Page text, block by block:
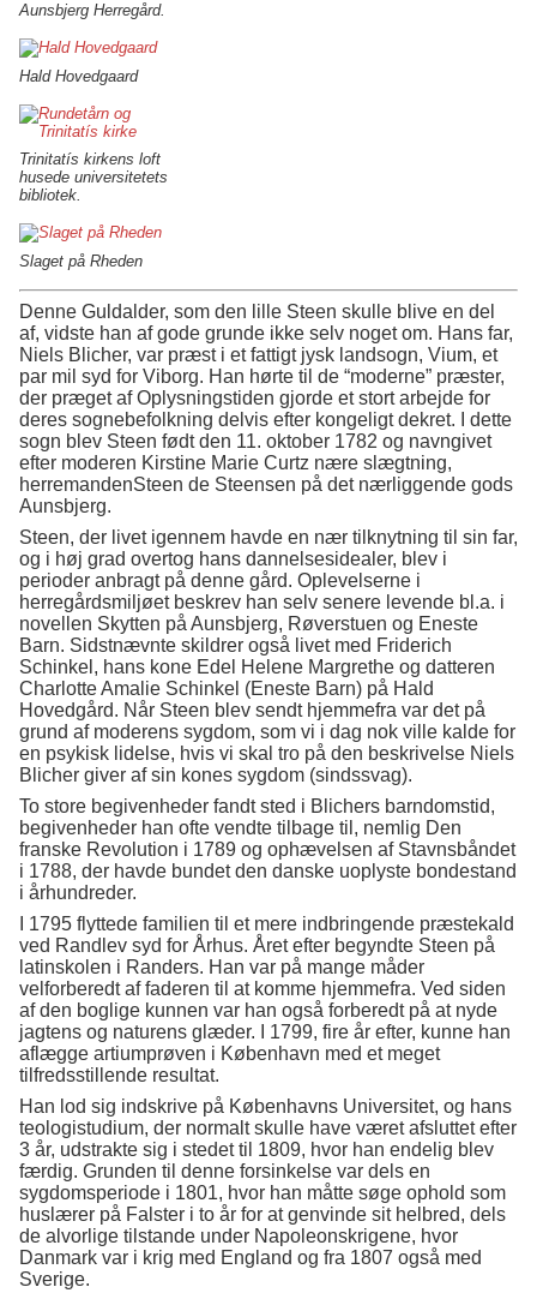
Aunsbjerg Herregård.
Hald Hovedgaard
Trinitatís kirkens loft
husede universitetets
bibliotek.
Slaget på Rheden
Denne Guldalder, som den lille Steen skulle blive en del
af, vidste han af gode grunde ikke selv noget om. Hans far,
Niels Blicher, var præst i et fattigt jysk landsogn, Vium, et
par mil syd for Viborg. Han hørte til de “moderne” præster,
der præget af Oplysningstiden gjorde et stort arbejde for
deres sognebefolkning delvis efter kongeligt dekret. I dette
sogn blev Steen født den 11. oktober 1782 og navngivet
efter moderen Kirstine Marie Curtz nære slægtning,
herremandenSteen de Steensen på det nærliggende gods
Aunsbjerg.
Steen, der livet igennem havde en nær tilknytning til sin far,
og i høj grad overtog hans dannelsesidealer, blev i
perioder anbragt på denne gård. Oplevelserne i
herregårdsmiljøet beskrev han selv senere levende bl.a. i
novellen Skytten på Aunsbjerg, Røverstuen og Eneste
Barn. Sidstnævnte skildrer også livet med Friderich
Schinkel, hans kone Edel Helene Margrethe og datteren
Charlotte Amalie Schinkel (Eneste Barn) på Hald
Hovedgård. Når Steen blev sendt hjemmefra var det på
grund af moderens sygdom, som vi i dag nok ville kalde for
en psykisk lidelse, hvis vi skal tro på den beskrivelse Niels
Blicher giver af sin kones sygdom (sindssvag).
To store begivenheder fandt sted i Blichers barndomstid,
begivenheder han ofte vendte tilbage til, nemlig Den
franske Revolution i 1789 og ophævelsen af Stavnsbåndet
i 1788, der havde bundet den danske uoplyste bondestand
i århundreder.
I 1795 flyttede familien til et mere indbringende præstekald
ved Randlev syd for Århus. Året efter begyndte Steen på
latinskolen i Randers. Han var på mange måder
velforberedt af faderen til at komme hjemmefra. Ved siden
af den boglige kunnen var han også forberedt på at nyde
jagtens og naturens glæder. I 1799, fire år efter, kunne han
aflægge artiumprøven i København med et meget
tilfredsstillende resultat.
Han lod sig indskrive på Københavns Universitet, og hans
teologistudium, der normalt skulle have været afsluttet efter
3 år, udstrakte sig i stedet til 1809, hvor han endelig blev
færdig. Grunden til denne forsinkelse var dels en
sygdomsperiode i 1801, hvor han måtte søge ophold som
huslærer på Falster i to år for at genvinde sit helbred, dels
de alvorlige tilstande under Napoleonskrigene, hvor
Danmark var i krig med England og fra 1807 også med
Sverige.